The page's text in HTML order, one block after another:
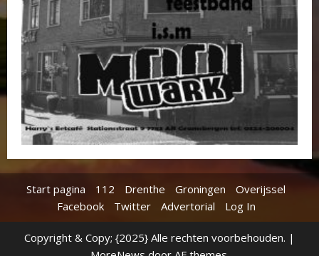
Start pagina 112 Drenthe Groningen
Overijssel
Facebook
Twitter Advertorial Log In
Copyright & Copy; {2025} Alle rechten voorbehouden. |